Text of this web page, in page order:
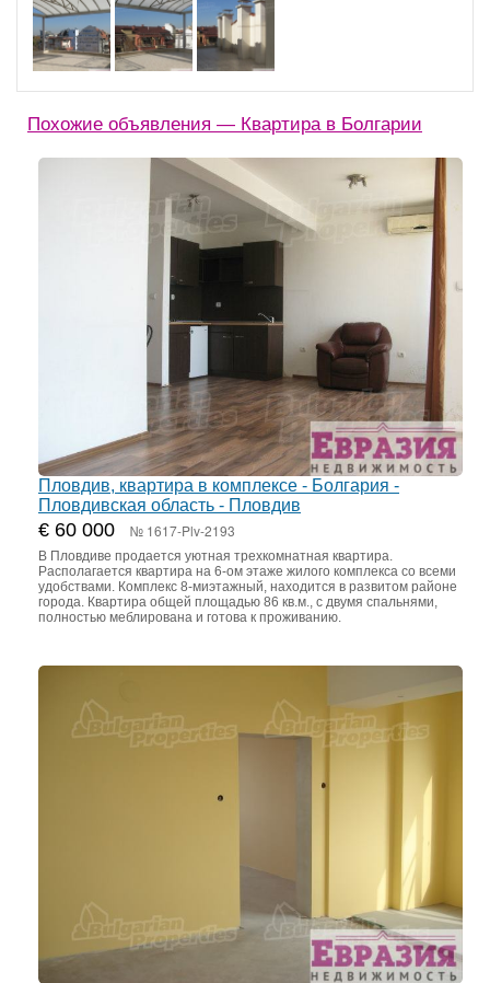
Похожие объявления — Квартира в Болгарии
Пловдив, квартира в комплексе - Болгария -
Пловдивская область - Пловдив
€ 60 000 № 1617-Plv-2193
В Пловдиве продается уютная трехкомнатная квартира.
Располагается квартира на 6-ом этаже жилого комплекса со всеми
удобствами. Комплекс 8-миэтажный, находится в развитом районе
города. Квартира общей площадью 86 кв.м., с двумя спальнями,
полностью меблирована и готова к проживанию.